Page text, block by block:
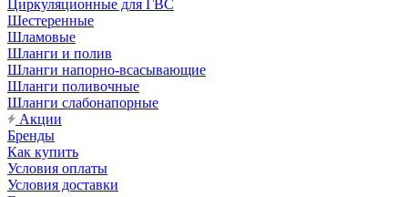
Циркуляционные для ГВС
Шестеренные
Шламовые
Шланги и полив
Шланги напорно-всасывающие
Шланги поливочные
Шланги слабонапорные
Акции
Бренды
Как купить
Условия оплаты
Условия доставки